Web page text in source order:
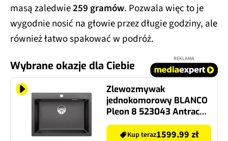
masą zaledwie259 gramów. Pozwala więc to je
wygodnie nosić na głowie przez długie godziny, ale
również łatwo spakować w podróż.
Wybrane okazje dla Ciebie
REKLAMA
Zlewozmywak
jednokomorowy BLANCO
Pleon 8 523043 Antracyt
51 x 70
Kup teraz1599.99 zł